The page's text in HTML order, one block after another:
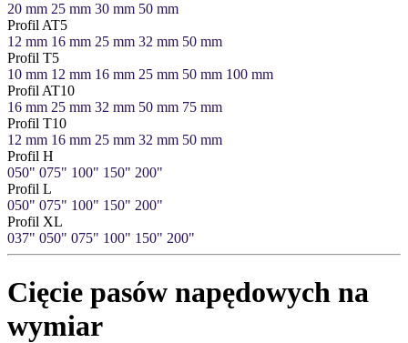
20 mm 25 mm 30 mm 50 mm
Profil AT5
12 mm 16 mm 25 mm 32 mm 50 mm
Profil T5
10 mm 12 mm 16 mm 25 mm 50 mm 100 mm
Profil AT10
16 mm 25 mm 32 mm 50 mm 75 mm
Profil T10
12 mm 16 mm 25 mm 32 mm 50 mm
Profil H
050" 075" 100" 150" 200"
Profil L
050" 075" 100" 150" 200"
Profil XL
037" 050" 075" 100" 150" 200"
Cięcie pasów napędowych na
wymiar